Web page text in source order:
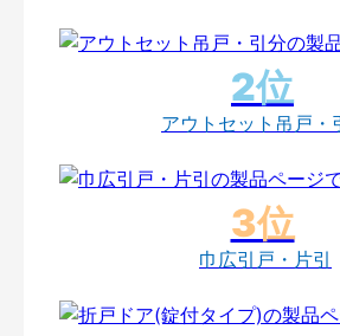
アウトセット吊戸・
巾広引戸・片引